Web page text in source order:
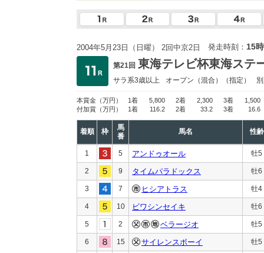
2004年5月23日（日曜） 2回中京2日 発走時刻： 15
第21回 東海テレビ杯東海ステ
サラ系3歳以上 オープン （混合）（指定）
本賞金 （万円） 1着 5,800 2着 2,300 3着
1,500
付加賞 （万円） 1着 116.2 2着 33.2 3着 16.6
着順 枠
馬
番
馬名 性齢
1 5 アンドゥオール 牡5
2 9 タイムパラドックス 牡6
3 7 ヒシアトラス 牡4
4 10 ビワシンセイキ 牡6
5 2 ベラージオ 牡5
6 15 サイレンスボーイ 牡5